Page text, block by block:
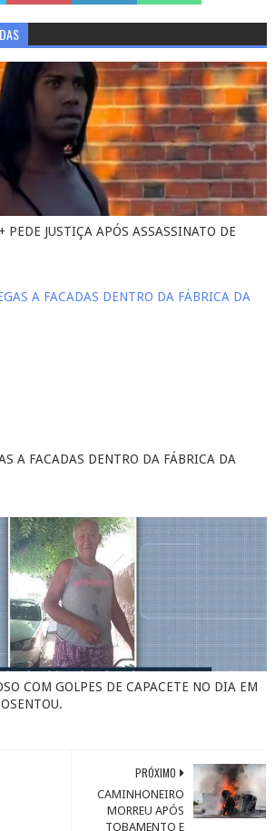
PEDE JUSTIÇA APÓS ASSASSINATO DE
A FACADAS DENTRO DA FÁBRICA DA
COM GOLPES DE CAPACETE NO DIA EM
PRÓXIMO
CAMINHONEIRO
MORREU APÓS
TOBAMENTO E